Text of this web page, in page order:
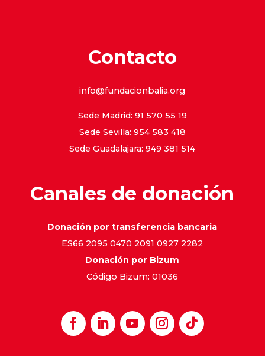
Contacto
info@fundacionbalia.org
Sede Madrid: 91 570 55 19
Sede Sevilla: 954 583 418
Sede Guadalajara: 949 381 514
Canales de donación
Donación por transferencia bancaria
ES66 2095 0470 2091 0927 2282
Donación por Bizum
Código Bizum: 01036